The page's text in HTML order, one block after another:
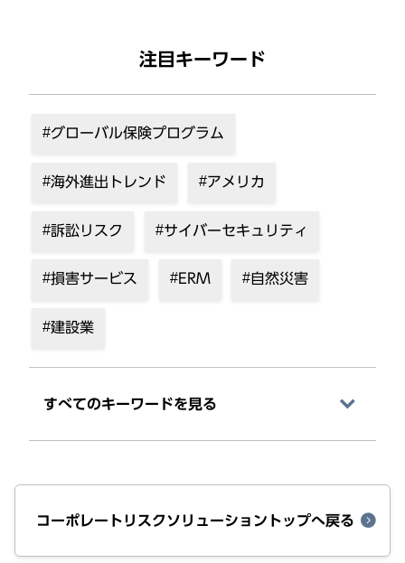
注目キーワード
グローバル保険プログラム
海外進出トレンド アメリカ
訴訟リスク サイバーセキュリティ
損害サービス ERM 自然災害
建設業
すべてのキーワードを⾒る
コーポレートリスクソリューショントップへ戻る